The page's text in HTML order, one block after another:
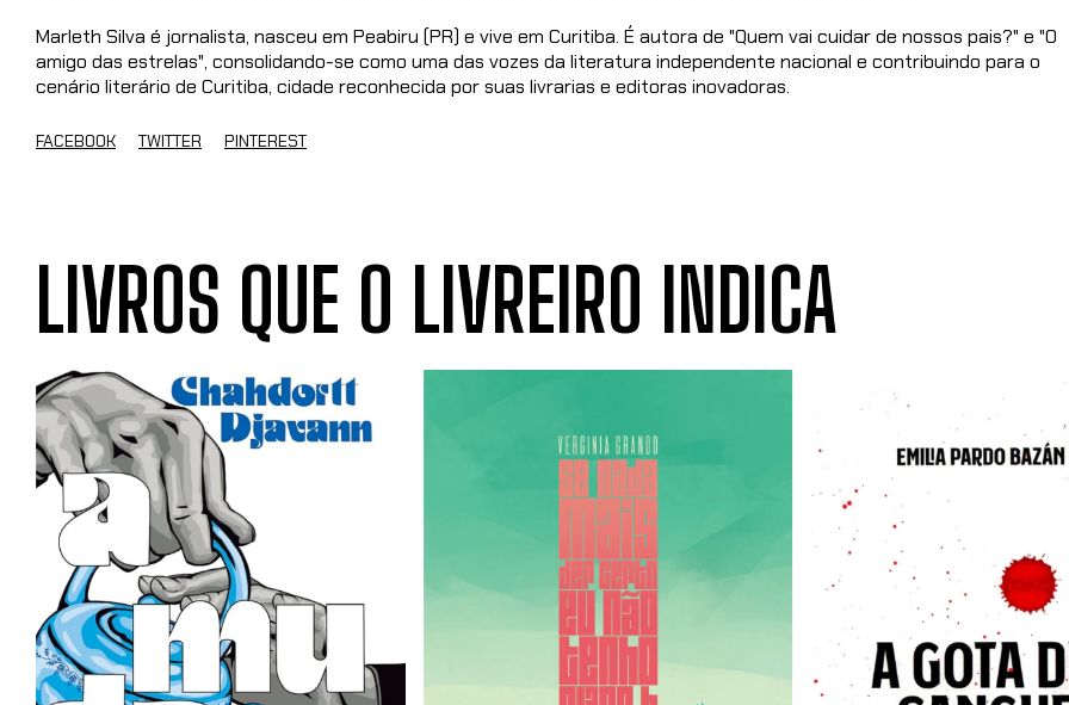
Marleth Silva é jornalista, nasceu em Peabiru (PR) e vive em Curitiba. É autora de "Quem vai cuidar de nossos pais?" e "O
amigo das estrelas", consolidando-se como uma das vozes da literatura independente nacional e contribuindo para o
cenário literário de Curitiba, cidade reconhecida por suas livrarias e editoras inovadoras.
FACEBOOK TWITTER PINTEREST
LIVROS QUE O LIVREIRO INDICA